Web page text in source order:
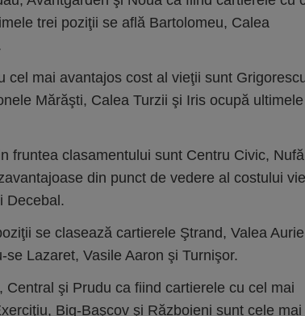
trei poziţii se află Bartolomeu, Calea
cel mai avantajos cost al vieţii sunt
Mărăşti, Calea Turzii şi Iris ocupă
fruntea clasamentului sunt Centru Civic,
din punct de vedere al costului
Decebal.
se clasează cartierele Ştrand, Valea
Lazaret, Vasile Aaron şi Turnişor.
Central şi Prudu ca fiind cartierele cu cel mai
Big-Başcov şi Războieni sunt cele mai